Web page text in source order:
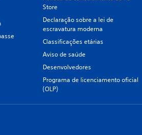
Store
Declaração sobre a lei de
escravatura moderna
Classificações etárias
Aviso de saúde
Desenvolvedores
Programa de licenciamento oficial
(OLP)